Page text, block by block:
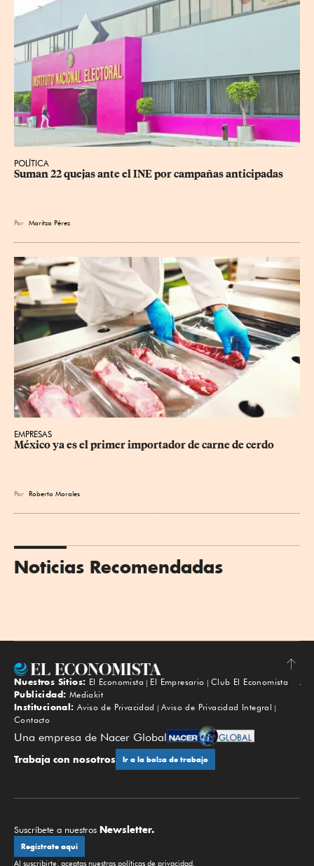
POLÍTICA
Suman 22 quejas ante el INE por campañas anticipadas
Por Maritza Pérez
EMPRESAS
México ya es el primer importador de carne de cerdo
Por Roberto Morales
Noticias Recomendadas
Subir
Nuestros Sitios: El Economista El Empresario
Club El Economista
Publicidad: Mediakit
Institucional: Aviso de Privacidad
Aviso de Privacidad Integral
Contacto
Una empresa de Nacer Global
Trabaja con nosotros Ir a la bolsa de trabajo
Suscríbete a nuestros Newsletter.
Regístrate aquí
Al suscribirte, aceptas nuestras políticas de privacidad